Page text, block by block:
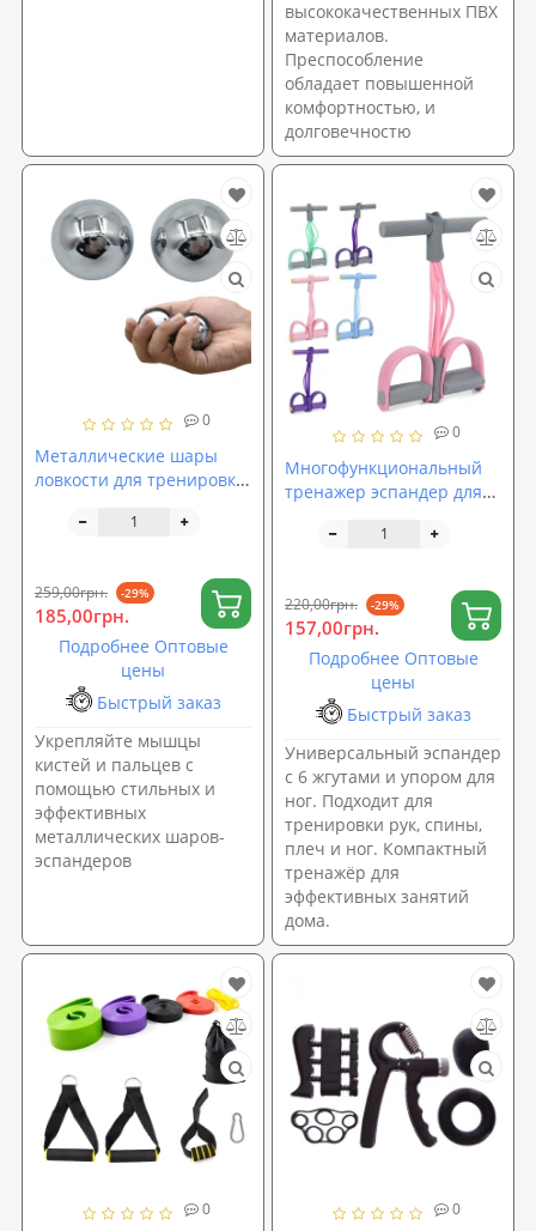
высококачественных ПВХ
материалов.
Преспособление
обладает повышенной
комфортностью, и
долговечностю
0
Металлические шары
ловкости для тренировки
(эспандер антистресс)
259,00грн. -29%
185,00грн.
Подробнее Оптовые
цены
Быстрый заказ
Укрепляйте мышцы
кистей и пальцев с
помощью стильных и
эффективных
металлических шаров-
эспандеров
0
Многофункциональный
тренажер эспандер для
плечей с упором для ног
220,00грн. -29%
157,00грн.
Подробнее Оптовые
цены
Быстрый заказ
Универсальный эспандер
с 6 жгутами и упором для
ног. Подходит для
тренировки рук, спины,
плеч и ног. Компактный
тренажёр для
эффективных занятий
дома.
0 0